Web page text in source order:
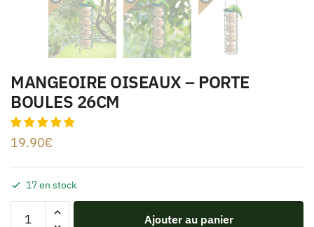
MANGEOIRE OISEAUX – PORTE
BOULES 26CM
19.90€
17 en stock
Ajouter au panier